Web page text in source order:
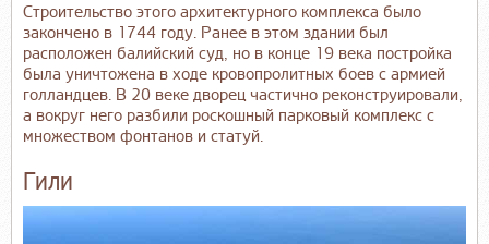
Строительство этого архитектурного комплекса было
закончено в 1744 году. Ранее в этом здании был
расположен балийский суд, но в конце 19 века постройка
была уничтожена в ходе кровопролитных боев с армией
голландцев. В 20 веке дворец частично реконструировали,
а вокруг него разбили роскошный парковый комплекс с
множеством фонтанов и статуй.
Гили